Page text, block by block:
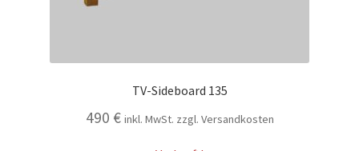
TV-Sideboard 135
490 € inkl. MwSt. zzgl. Versandkosten